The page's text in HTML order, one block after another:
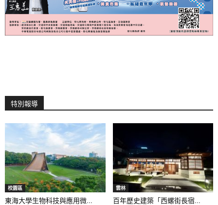
特別報導
校園區
東海大學生物科技與應用微...
雲林
百年歷史建築「西螺街長宿...